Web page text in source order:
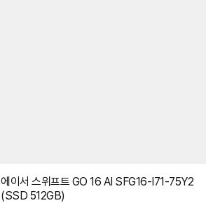
에이서 스위프트 GO 16 AI SFG16-I71-75Y2
(SSD 512GB)